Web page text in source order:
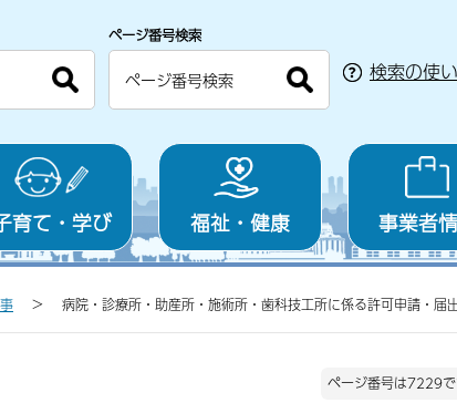
ページ番号検索
検索の使
育て・学び 福祉・健康 事業者
病院・診療所・助産所・施術所・歯科技工所に係る許可申請・届
ページ番号は7229で